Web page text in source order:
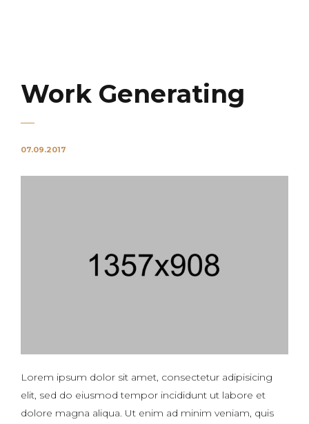
Work Generating
07.09.2017
Lorem ipsum dolor sit amet, consectetur adipisicing
elit, sed do eiusmod tempor incididunt ut labore et
dolore magna aliqua. Ut enim ad minim veniam, quis